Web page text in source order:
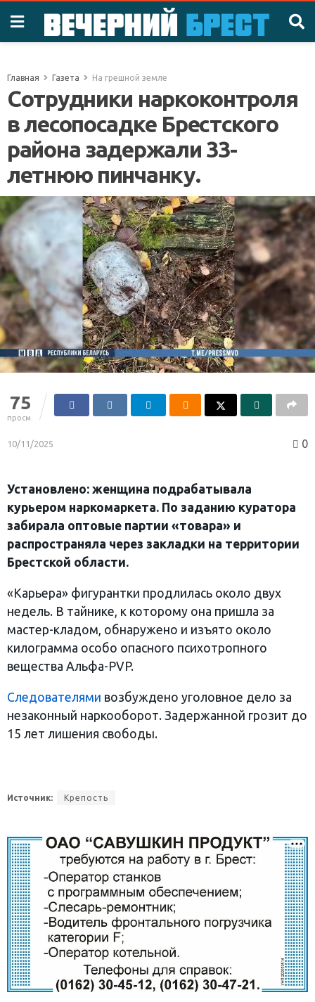
Главная Газета На грешной земле
Сотрудники наркоконтроля
в лесопосадке Брестского
района задержали 33-
летнюю пинчанку.
75
просм.
10/11/2025 0
Установлено: женщина подрабатывала
курьером наркомаркета. По заданию куратора
забирала оптовые партии «товара» и
распространяла через закладки на территории
Брестской области.
«Карьера» фигурантки продлилась около двух
недель. В тайнике, к которому она пришла за
мастер-кладом, обнаружено и изъято около
килограмма особо опасного психотропного
вещества Альфа-PVP.
Следователями возбуждено уголовное дело за
незаконный наркооборот. Задержанной грозит до
15 лет лишения свободы.
Источник: Крепость